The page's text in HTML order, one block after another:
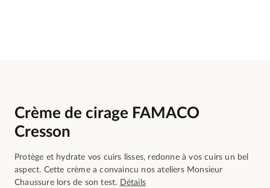
Crème de cirage FAMACO
Cresson
Protège et hydrate vos cuirs lisses, redonne à vos cuirs un bel
aspect. Cette crème a convaincu nos ateliers Monsieur
Chaussure lors de son test. Détails